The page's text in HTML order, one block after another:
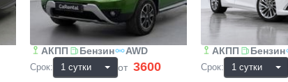
АКПП Бензин AWD
Срок: от 3600
АКПП Бензин
Срок: